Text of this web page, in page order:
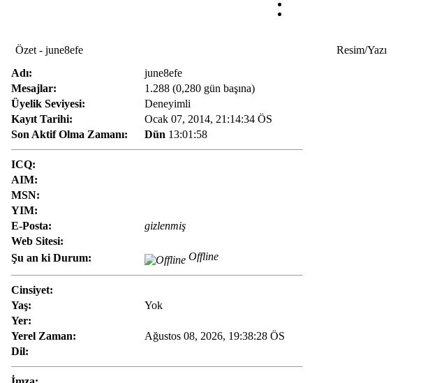
Özet - june8efe
Resim/Yazı
Adı:
june8efe
Mesajlar:
1.288 (0,280 gün başına)
Üyelik Seviyesi:
Deneyimli
Kayıt Tarihi:
Ocak 07, 2014, 21:14:34 ÖS
Son Aktif Olma Zamanı:
Dün 13:01:58
ICQ:
AIM:
MSN:
YIM:
E-Posta:
gizlenmiş
Web Sitesi:
Şu an ki Durum:
Offline
Cinsiyet:
Yaş:
Yok
Yer:
Yerel Zaman:
Ağustos 08, 2026, 19:38:28 ÖS
Dil: